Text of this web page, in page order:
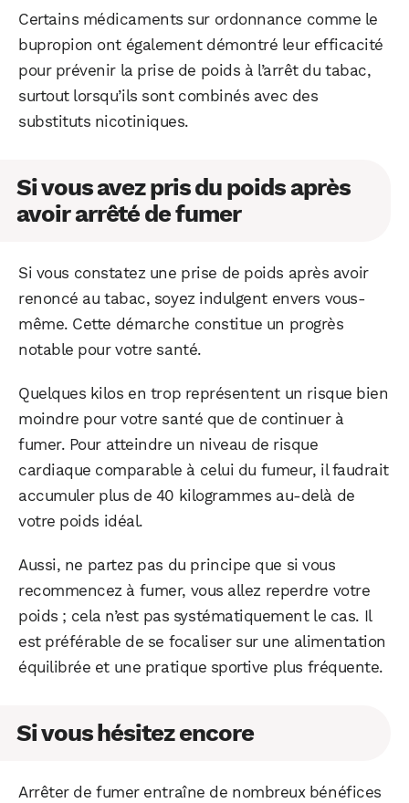
Certains médicaments sur ordonnance comme le
bupropion ont également démontré leur efficacité
pour prévenir la prise de poids à l’arrêt du tabac,
surtout lorsqu’ils sont combinés avec des
substituts nicotiniques.
Si vous avez pris du poids après
avoir arrêté de fumer
Si vous constatez une prise de poids après avoir
renoncé au tabac, soyez indulgent envers vous-
même. Cette démarche constitue un progrès
notable pour votre santé.
Quelques kilos en trop représentent un risque bien
moindre pour votre santé que de continuer à
fumer. Pour atteindre un niveau de risque
cardiaque comparable à celui du fumeur, il faudrait
accumuler plus de 40 kilogrammes au-delà de
votre poids idéal.
Aussi, ne partez pas du principe que si vous
recommencez à fumer, vous allez reperdre votre
poids ; cela n’est pas systématiquement le cas. Il
est préférable de se focaliser sur une alimentation
équilibrée et une pratique sportive plus fréquente.
Si vous hésitez encore
Arrêter de fumer entraîne de nombreux bénéfices